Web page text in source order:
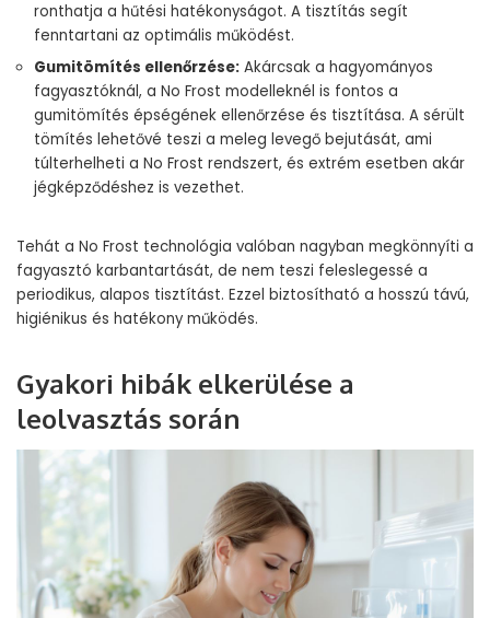
ronthatja a hűtési hatékonyságot. A tisztítás segít
fenntartani az optimális működést.
Gumitömítés ellenőrzése: Akárcsak a hagyományos
fagyasztóknál, a No Frost modelleknél is fontos a
gumitömítés épségének ellenőrzése és tisztítása. A sérült
tömítés lehetővé teszi a meleg levegő bejutását, ami
túlterhelheti a No Frost rendszert, és extrém esetben akár
jégképződéshez is vezethet.
Tehát a No Frost technológia valóban nagyban megkönnyíti a
fagyasztó karbantartását, de nem teszi feleslegessé a
periodikus, alapos tisztítást. Ezzel biztosítható a hosszú távú,
higiénikus és hatékony működés.
Gyakori hibák elkerülése a
leolvasztás során